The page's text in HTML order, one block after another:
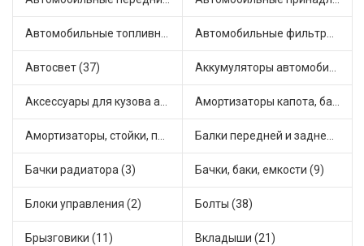
Автомобильные топливные насосы (40) Автомобильные фильтры (1)
Автосвет (37) Аккумуляторы автомобильные (1)
Аксессуары для кузова автомобиля (5) Амортизаторы капота, багажника (10)
Амортизаторы, стойки, подушки стоек (85) Балки передней и задней подвески (1)
Бачки радиатора (3) Бачки, баки, емкости (9)
Блоки управления (2) Болты (38)
Брызговики (11) Вкладыши (21)